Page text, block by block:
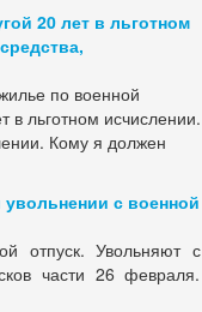
20 лет в льготном
по военной
в льготном исчислении.
Кому я должен
увольнении с военной
отпуск. Увольняют с
части 26 февраля.